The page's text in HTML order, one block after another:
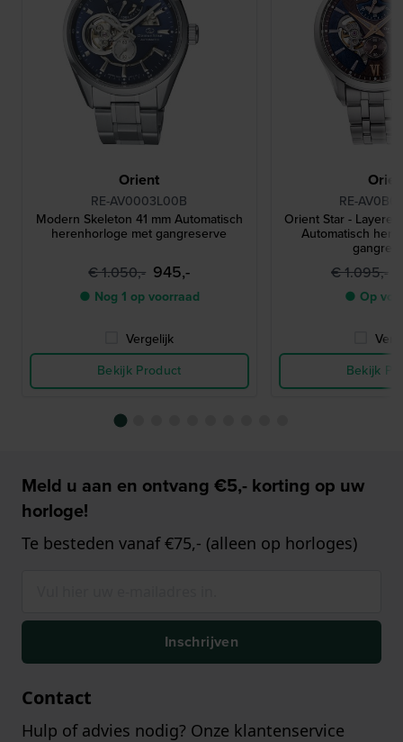
Orient
RE-AV0003L00B
Modern Skeleton 41 mm Automatisch
herenhorloge met gangreserve
€ 1.050,- 945,-
● Nog 1 op voorraad
Vergelijk
Bekijk Product
RE-
Orient Star -
Automatisch
€ 1.095,-
● Op
Bekijk
Meld u aan en ontvang €5,- korting op uw
horloge!
Te besteden vanaf €75,- (alleen op horloges)
Inschrijven
Contact
Hulp of advies nodig? Onze klantenservice